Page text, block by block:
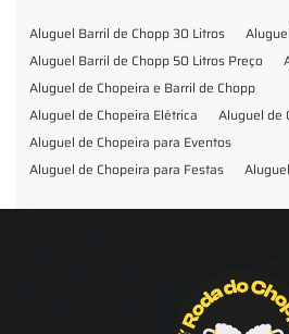
Aluguel Barril de Chopp 30 Litros
Aluguel Barril de Chopp 50 Litros Preço
Aluguel de Chopeira e Barril de Chopp
Aluguel de Chopeira Elétrica
Aluguel de
Aluguel de Chopeira para Eventos
Aluguel de Chopeira para Festas
Chopp Festas e Eventos
Chopp Pilsen